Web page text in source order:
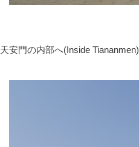
天安門の内部へ(Inside Tiananmen)